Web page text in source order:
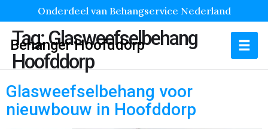
Onderdeel van Behangservice Nederland
Behanger Hoofddorp
Tag:Glasweefselbehang
Hoofddorp
Glasweefselbehang voor
nieuwbouw in Hoofddorp